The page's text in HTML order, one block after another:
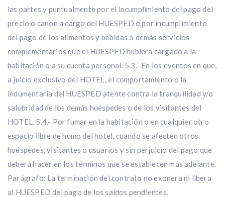
las partes y puntualmente por el incumplimiento del pago del
precio o canon a cargo del HUESPED o por incumplimiento
del pago de los alimentos y bebidas o demás servicios
complementarios que el HUESPED hubiera cargado a la
habitación o a su cuenta personal. 5.3.- En los eventos en que,
a juicio exclusivo del HOTEL, el comportamiento o la
indumentaria del HUESPED atente contra la tranquilidad y/o
salubridad de los demás huéspedes o de los visitantes del
HOTEL. 5.4.- Por fumar en la habitación o en cualquier otro
espacio libre de humo del hotel, cuando se afecten otros
huéspedes, visitantes o usuarios y sin perjuicio del pago que
deberá hacer en los términos que se establecen más adelante.
Parágrafo: La terminación del contrato no exonera ni libera
al HUESPED del pago de los saldos pendientes.